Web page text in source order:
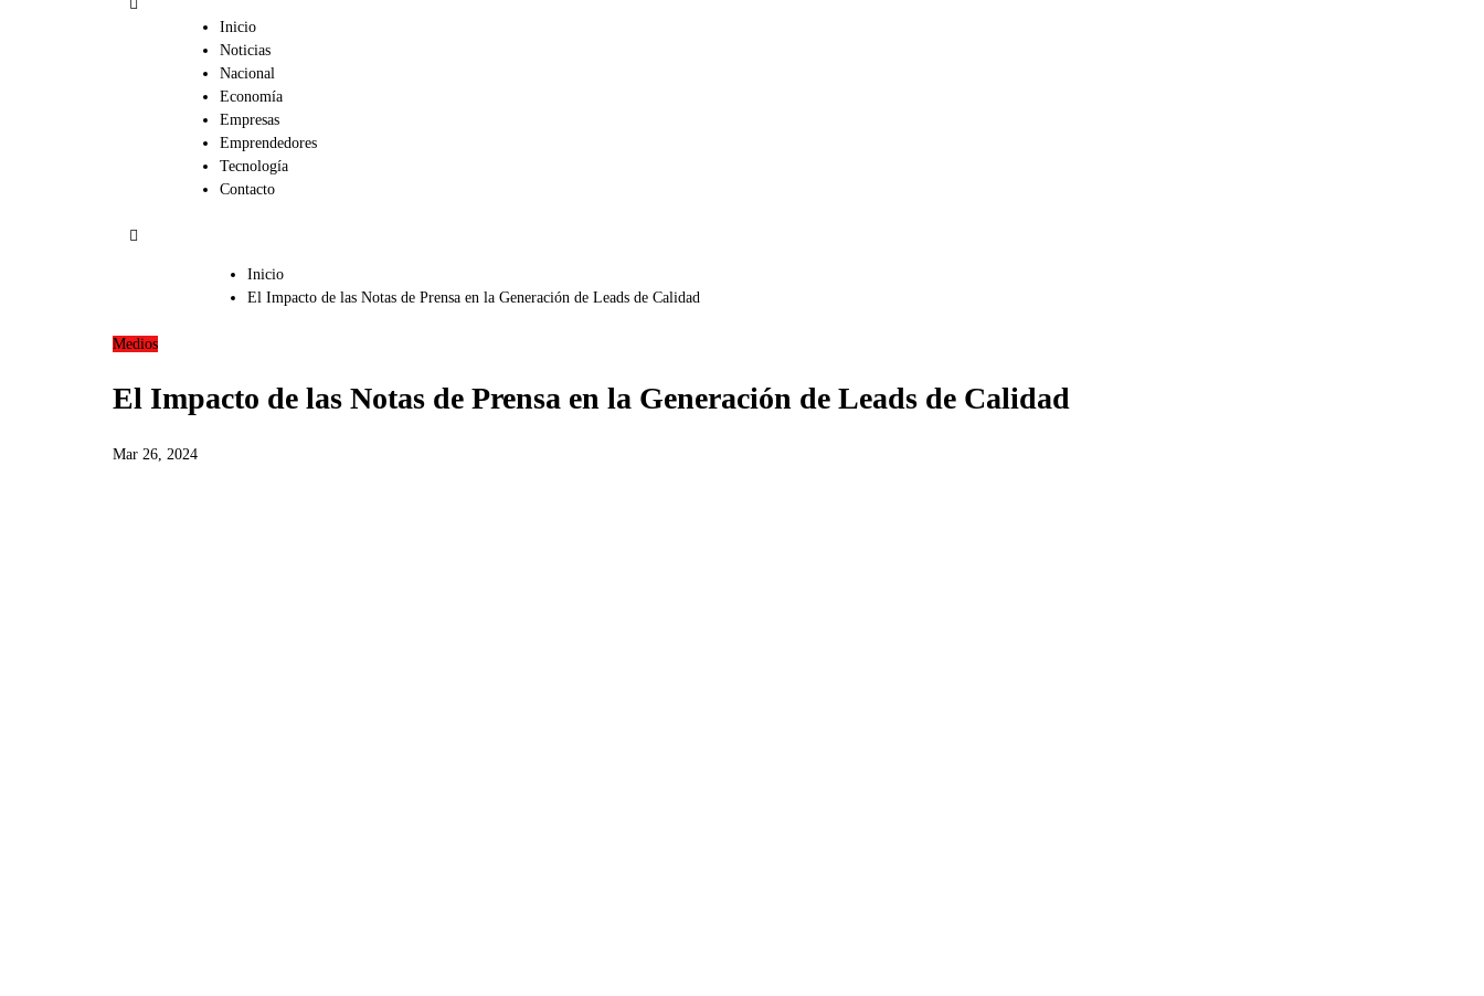
Inicio
Noticias
Nacional
Economía
Empresas
Emprendedores
Tecnología
Contacto
Inicio
El Impacto de las Notas de Prensa en la Generación de Leads de Calidad
Medios
El Impacto de las Notas de Prensa en la Generación de Leads de Calidad
Mar 26, 2024